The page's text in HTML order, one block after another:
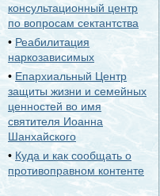
консультационный центр
по вопросам сектантства
•Реабилитация
наркозависимых
•Епархиальный Центр
защиты жизни и семейных
ценностей во имя
святителя Иоанна
Шанхайского
• Куда и как сообщать о
противоправном контенте